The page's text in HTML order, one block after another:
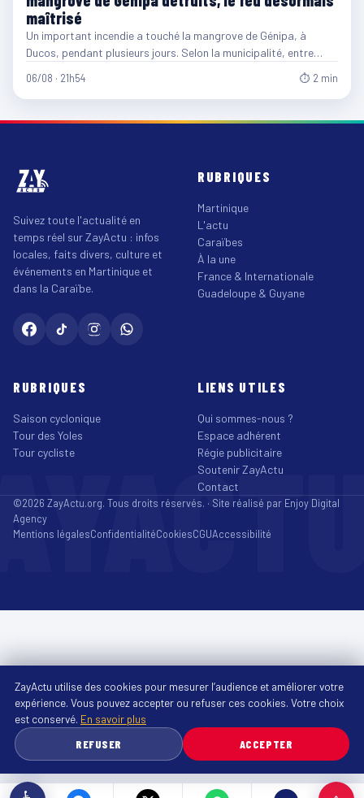
maîtrisé
Un important incendie a touché la mangrove de Génipa, à
Ducos, pendant plusieurs jours. Selon la municipalité, entre…
06/08 · 21h54 ⏱ 2 min
Suivez toute l'actualité en
temps réel sur ZayActu : infos
locales, faits divers, culture et
événements en Martinique et
dans la Caraïbe.
RUBRIQUES
Martinique
L'actu
Caraïbes
À la une
France & Internationale
Guadeloupe & Guyane
RUBRIQUES
Saison cyclonique
Tour des Yoles
Tour cycliste
LIENS UTILES
Qui sommes-nous ?
Espace adhérent
Régie publicitaire
Soutenir ZayActu
Contact
©2026 ZayActu.org. Tous droits réservés. · Site réalisé par Enjoy Digital
Agency
Mentions légalesConfidentialitéCookiesCGUAccessibilité
ZayActu utilise des cookies pour mesurer l’audience et améliorer votre
expérience. Vous pouvez accepter ou refuser ces cookies. Votre choix
est conservé. En savoir plus
REFUSER
ACCEPTER